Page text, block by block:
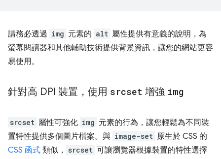
請務必透過 img 元素的 alt 屬性提供有意義的說明，為
螢幕閱讀器和其他輔助技術提供背景資訊，讓您的網站更容
易使用。
針對高 DPI 裝置，使用 srcset 增強 img
srcset 屬性可強化 img 元素的行為，讓您輕鬆為不同裝
置特性提供多個圖片檔案。與 image-set 原生於 CSS 的
CSS 函式 類似， srcset 可讓瀏覽器根據裝置的特性選擇